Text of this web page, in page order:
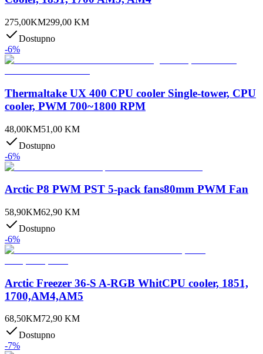
275,00KM299,00 KM
Dostupno
-6%
Thermaltake UX 400 CPU cooler Single-tower, CPU
cooler, PWM 700~1800 RPM
48,00KM51,00 KM
Dostupno
-6%
Arctic P8 PWM PST 5-pack fans80mm PWM Fan
58,90KM62,90 KM
Dostupno
-6%
Arctic Freezer 36-S A-RGB WhitCPU cooler, 1851,
1700,AM4,AM5
68,50KM72,90 KM
Dostupno
-7%